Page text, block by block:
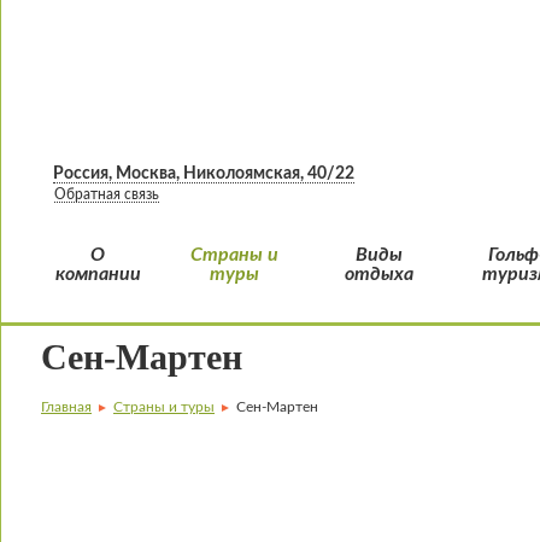
Россия, Москва, Николоямская, 40/22
Обратная связь
О
компании
Страны и
туры
Виды
отдыха
Сен-Мартен
Главная ► Страны и туры ► Сен-Мартен